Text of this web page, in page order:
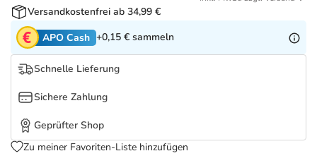
Tierapotheke
Marken
Salus Deals
Versandkostenfrei ab 34,99 €
APO Cash +0,15 € sammeln
Schnelle Lieferung
Sichere Zahlung
Geprüfter Shop
Zu meiner Favoriten-Liste hinzufügen